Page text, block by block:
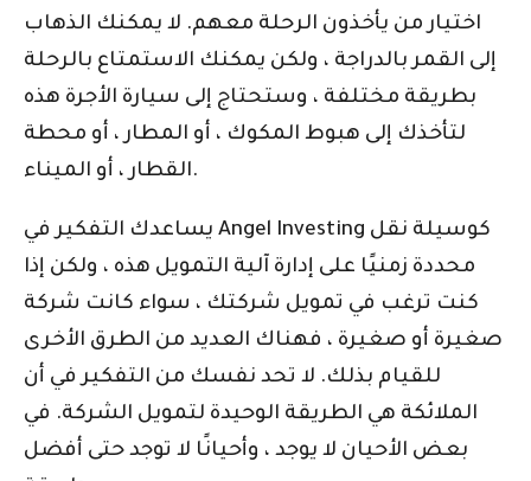
اختيار من يأخذون الرحلة معهم. لا يمكنك الذهاب
إلى القمر بالدراجة ، ولكن يمكنك الاستمتاع بالرحلة
بطريقة مختلفة ، وستحتاج إلى سيارة الأجرة هذه
لتأخذك إلى هبوط المكوك ، أو المطار ، أو محطة
القطار ، أو الميناء.
يساعدك التفكير في Angel Investing كوسيلة نقل
محددة زمنيًا على إدارة آلية التمويل هذه ، ولكن إذا
كنت ترغب في تمويل شركتك ، سواء كانت شركة
صغيرة أو صغيرة ، فهناك العديد من الطرق الأخرى
للقيام بذلك. لا تحد نفسك من التفكير في أن
الملائكة هي الطريقة الوحيدة لتمويل الشركة. في
بعض الأحيان لا يوجد ، وأحيانًا لا توجد حتى أفضل